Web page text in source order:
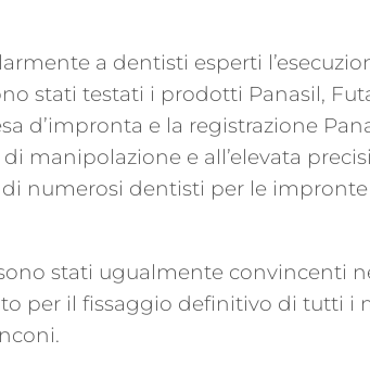
a dentisti esperti
stati testati i prodotti Panasil,
d’impronta e la registrazione
manipolazione e all’elevata
numerosi dentisti per le
stati ugualmente convincenti
per il fissaggio definitivo di tutti i